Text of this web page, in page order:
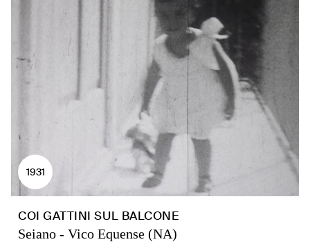
1931
COI GATTINI SUL BALCONE
Seiano - Vico Equense (NA)